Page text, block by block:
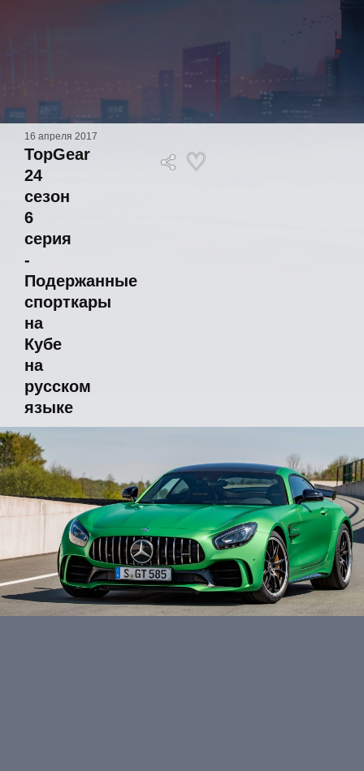
16 апреля 2017
TopGear
24
сезон
6
серия
-
Подержанные
спорткары
на
Кубе
на
русском
языке